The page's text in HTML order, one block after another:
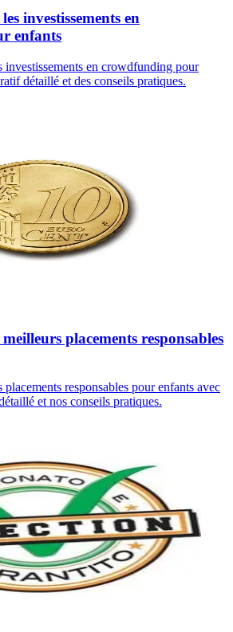
investissements en
enfants
investissements en crowdfunding pour
détaillé et des conseils pratiques.
placements responsables
responsables pour enfants avec
et nos conseils pratiques.